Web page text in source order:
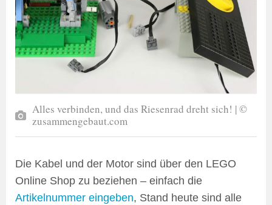
Alles verbinden, und das Riesenrad dreht sich! | ©
zusammengebaut.com
Die Kabel und der Motor sind über den LEGO
Online Shop zu beziehen – einfach die
Artikelnummer eingeben, Stand heute sind alle